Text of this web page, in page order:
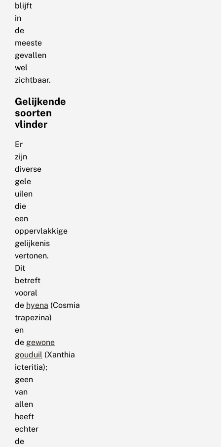
blijft
in
de
meeste
gevallen
wel
zichtbaar.
Gelijkende
soorten
vlinder
Er
zijn
diverse
gele
uilen
die
een
oppervlakkige
gelijkenis
vertonen.
Dit
betreft
vooral
de hyena (Cosmia
trapezina)
en
de gewone
gouduil (Xanthia
icteritia);
geen
van
allen
heeft
echter
de